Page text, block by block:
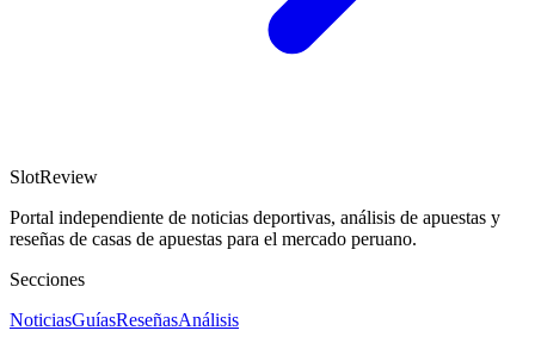
SlotReview
Portal independiente de noticias deportivas, análisis de apuestas y
reseñas de casas de apuestas para el mercado peruano.
Secciones
NoticiasGuíasReseñasAnálisis